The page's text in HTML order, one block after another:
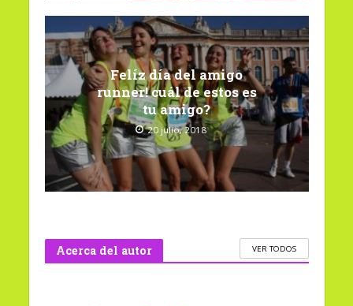
Felíz día del amigo
runner! cuál de estos es
tu amigo?
20 julio, 2018
Acerca del autor VER TODOS